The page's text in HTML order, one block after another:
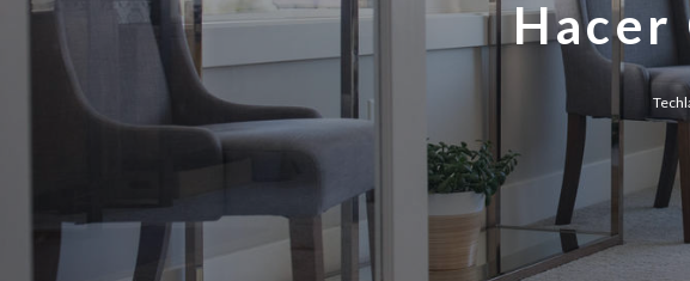
Hacer